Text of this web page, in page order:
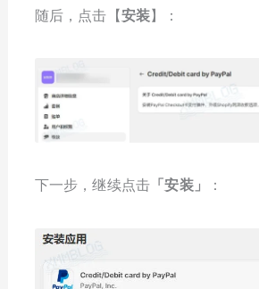
随后，点击【安装】：
下一步，继续点击 「安装」 ：